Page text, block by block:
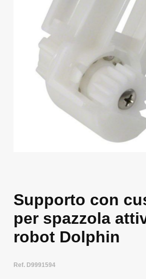
Supporto con
per spazzola
robot Dolphin
Ref. D9991594